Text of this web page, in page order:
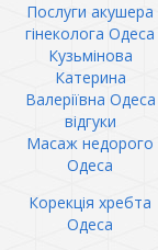
Послуги акушера
гінеколога Одеса
Кузьмінова
Катерина
Валеріївна Одеса
відгуки
Масаж недорого
Одеса
Корекція хребта
Одеса